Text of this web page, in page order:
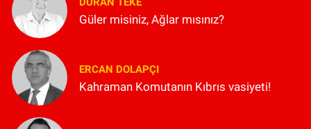
Güler misiniz, Ağlar mısınız?
ERCAN DOLAPÇI
Kahraman Komutanın Kıbrıs vasiyeti!